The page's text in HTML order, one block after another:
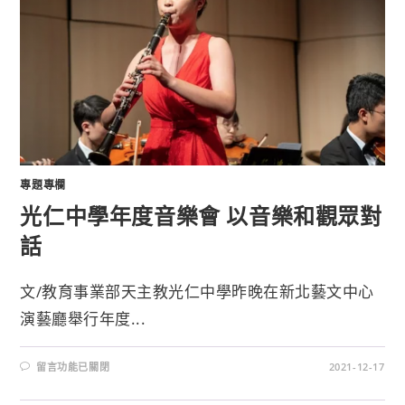
專題專欄
光仁中學年度音樂會 以音樂和觀眾對
話
文/教育事業部天主教光仁中學昨晚在新北藝文中心
演藝廳舉行年度...
留言功能已關閉 2021-12-17